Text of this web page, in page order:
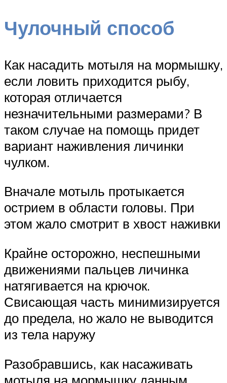
Чулочный способ
Как насадить мотыля на мормышку,
если ловить приходится рыбу,
которая отличается
незначительными размерами? В
таком случае на помощь придет
вариант наживления личинки
чулком.
Вначале мотыль протыкается
острием в области головы. При
этом жало смотрит в хвост наживки
Крайне осторожно, неспешными
движениями пальцев личинка
натягивается на крючок.
Свисающая часть минимизируется
до предела, но жало не выводится
из тела наружу
Разобравшись, как насаживать
мотыля на мормышку данным